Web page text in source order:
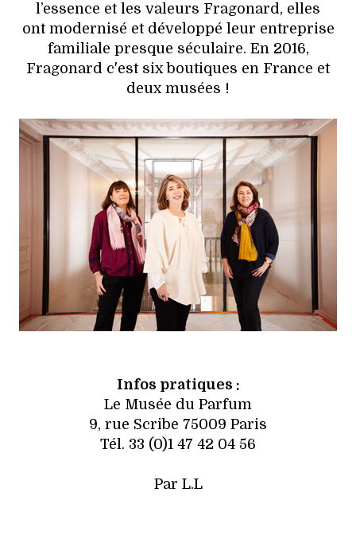
l’essence et les valeurs Fragonard, elles
ont modernisé et développé leur entreprise
familiale presque séculaire. En 2016,
Fragonard c'est six boutiques en France et
deux musées !
Infos pratiques :
Le Musée du Parfum
9, rue Scribe 75009 Paris
Tél. 33 (0)1 47 42 04 56
Par L.L